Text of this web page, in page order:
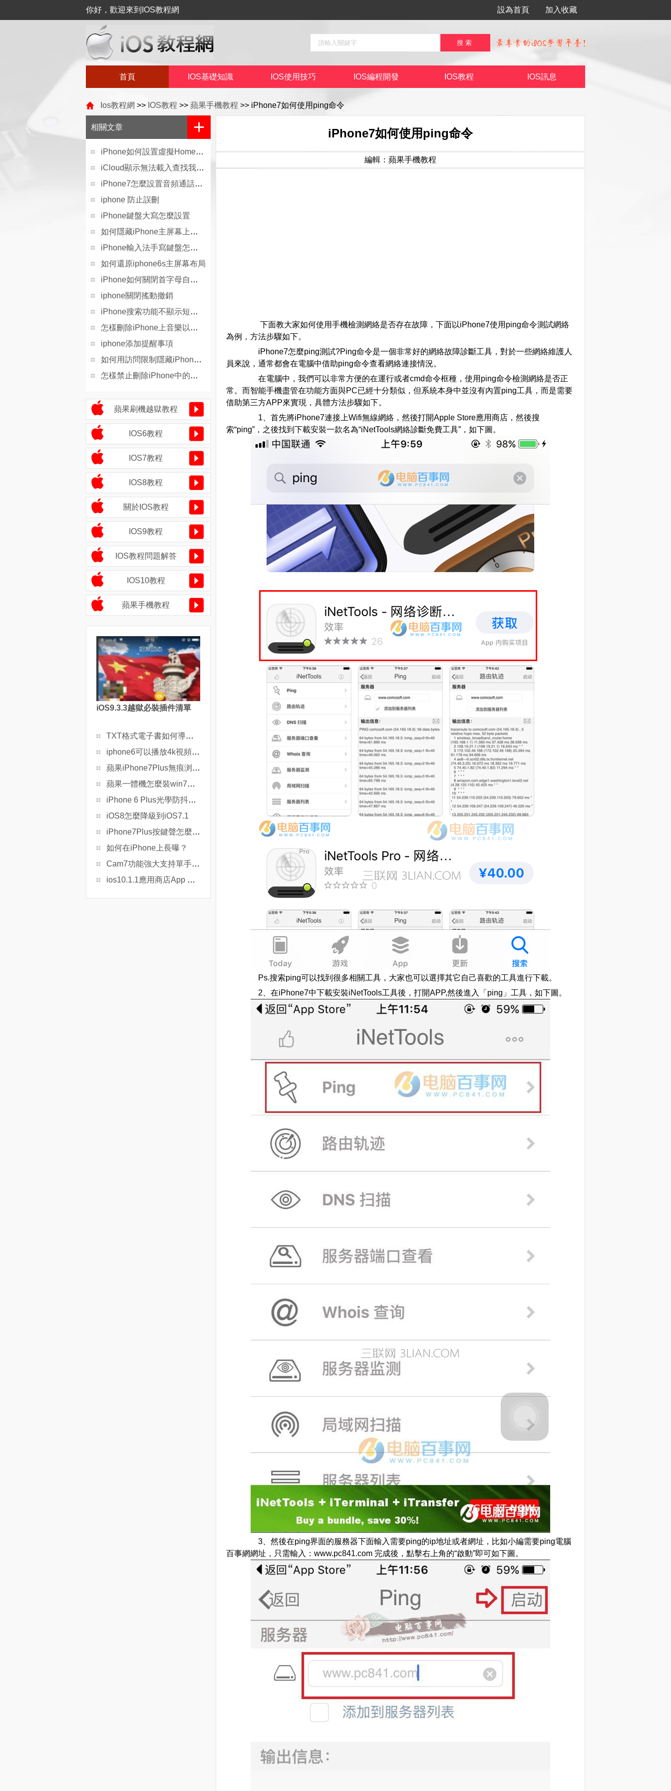
你好，歡迎來到IOS教程網 設為首頁 加入收藏
首頁 IOS基礎知識 IOS使用技巧 IOS編程開發 IOS教程 IOS訊息
Ios教程網 >> IOS教程 >> 蘋果手機教程 >> iPhone7如何使用ping命令
iPhone7如何使用ping命令
編輯：蘋果手機教程
下面教大家如何使用手機檢測網絡是否存在故障，下面以iPhone7使用ping命令測試網絡
為例，方法步驟如下。
iPhone7怎麼ping測試?Ping命令是一個非常好的網絡故障診斷工具，對於一些網絡維護人
員來說，通常都會在電腦中借助ping命令查看網絡連接情況。
在電腦中，我們可以非常方便的在運行或者cmd命令框種，使用ping命令檢測網絡是否正
常。而智能手機盡管在功能方面與PC已經十分類似，但系統本身中並沒有內置ping工具，而是需要
借助第三方APP來實現，具體方法步驟如下。
1、首先將iPhone7連接上Wifi無線網絡，然後打開Apple Store應用商店，然後搜
索“ping”，之後找到下載安裝一款名為“iNetTools網絡診斷免費工具”，如下圖。
Ps.搜索ping可以找到很多相關工具，大家也可以選擇其它自己喜歡的工具進行下載。
2、在iPhone7中下載安裝iNetTools工具後，打開APP,然後進入「ping」工具，如下圖。
3、然後在ping界面的服務器下面輸入需要ping的ip地址或者網址，比如小編需要ping電腦
百事網網址，只需輸入：www.pc841.com 完成後，點擊右上角的“啟動”即可如下圖。
相關文章 +
iPhone如何設置虛擬Home按鍵
iCloud顯示無法載入查找我的iPhone怎麼解決
iPhone7怎麼設置音頻通話方式
iphone 防止誤刪
iPhone鍵盤大寫怎麼設置
如何隱藏iPhone主屏幕上的iTunes Store應用
iPhone輸入法手寫鍵盤怎麼刪除
如何還原iphone6s主屏幕布局
iPhone如何關閉首字母自動大寫功能
iphone關閉搖動撤銷
iPhone搜索功能不顯示短信內容怎麼解決
怎樣刪除iPhone上音樂以及整個iTunes曲庫
iphone添加提醒事項
如何用訪問限制隱藏iPhone的Safari浏覽器
怎樣禁止刪除iPhone中的應用
蘋果刷機越獄教程
IOS6教程
IOS7教程
IOS8教程
關於IOS教程
IOS9教程
IOS教程問題解答
IOS10教程
蘋果手機教程
iOS9.3.3越獄必裝插件清單
TXT格式電子書如何導入蘋果設備？
iphone6可以播放4k視頻嗎？
蘋果iPhone7Plus無痕浏覽怎麼開啟
蘋果一體機怎麼裝win7系統？
iPhone 6 Plus光學防抖惹禍
iOS8怎麼降級到iOS7.1
iPhone7Plus按鍵聲怎麼關閉
如何在iPhone上長曝？
Cam7功能強大支持單手手勢操作的拍照應用
ios10.1.1應用商店App Store支持支付寶付款？